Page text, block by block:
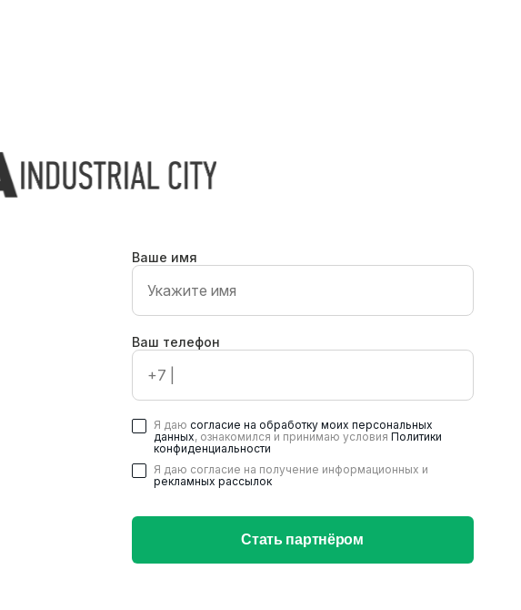
Ваше имя
Ваш телефон
Я даю согласие на обработку моих персональных
данных, ознакомился и принимаю условия Политики
конфиденциальности
Я даю согласие на получение информационных и
рекламных рассылок
Стать партнёром